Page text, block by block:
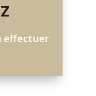
effectuer